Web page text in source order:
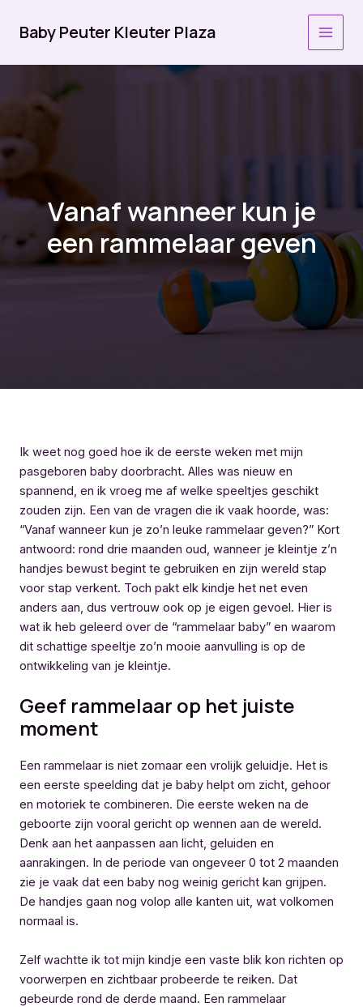
naar
inhoud
Baby Peuter Kleuter Plaza
Vanaf wanneer kun je
een rammelaar geven
Ik weet nog goed hoe ik de eerste weken met mijn
pasgeboren baby doorbracht. Alles was nieuw en
spannend, en ik vroeg me af welke speeltjes geschikt
zouden zijn. Een van de vragen die ik vaak hoorde, was:
“Vanaf wanneer kun je zo’n leuke rammelaar geven?” Kort
antwoord: rond drie maanden oud, wanneer je kleintje z’n
handjes bewust begint te gebruiken en zijn wereld stap
voor stap verkent. Toch pakt elk kindje het net even
anders aan, dus vertrouw ook op je eigen gevoel. Hier is
wat ik heb geleerd over de “rammelaar baby” en waarom
dit schattige speeltje zo’n mooie aanvulling is op de
ontwikkeling van je kleintje.
Geef rammelaar op het juiste
moment
Een rammelaar is niet zomaar een vrolijk geluidje. Het is
een eerste speelding dat je baby helpt om zicht, gehoor
en motoriek te combineren. Die eerste weken na de
geboorte zijn vooral gericht op wennen aan de wereld.
Denk aan het aanpassen aan licht, geluiden en
aanrakingen. In de periode van ongeveer 0 tot 2 maanden
zie je vaak dat een baby nog weinig gericht kan grijpen.
De handjes gaan nog volop alle kanten uit, wat volkomen
normaal is.
Zelf wachtte ik tot mijn kindje een vaste blik kon richten op
voorwerpen en zichtbaar probeerde te reiken. Dat
gebeurde rond de derde maand. Een rammelaar